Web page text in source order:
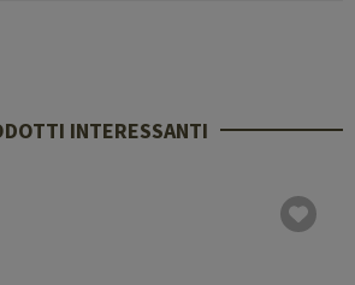
INTERESSANTI